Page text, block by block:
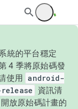
統的平台穩定
4 季將原始碼發
使用 android-
資訊清
放原始碼計畫的